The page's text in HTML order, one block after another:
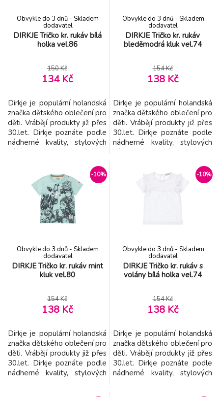
140 Kč
DIRKJE Tričko kr. rukáv bílá
holka vel.86
Obvykle do 3 dnů - Skladem
dodavatel
150 Kč
134 Kč
Dirkje je populární holandská
značka dětského oblečení pro
děti. Vrábějí produkty již přes
30.let. Dirkje poznáte podle
nádherné kvality, stylových
kvalitní a pohodlné oblečení
v příjemných barvách -
vyroben z příjemného
materiál - snadno se
kombinuje - kvalitní šití -
dokonalý st
DIRKJE Tričko kr. rukáv
bleděmodrá kluk vel.74
Obvykle do 3 dnů - Skladem
dodavatel
154 Kč
138 Kč
Dirkje je populární holandská
značka dětského oblečení pro
děti. Vrábějí produkty již přes
30.let. Dirkje poznáte podle
nádherné kvality, stylových
kvalitní a pohodlné oblečení v
příjemných barvách - vyroben
z příjemného materiál -
-10%
DIRKJE Tričko kr. rukáv mint
kluk vel.80
Obvykle do 3 dnů - Skladem
dodavatel
154 Kč
138 Kč
Dirkje je populární holandská
značka dětského oblečení pro
děti. Vrábějí produkty již přes
30.let. Dirkje poznáte podle
nádherné kvality, stylových
-10%
DIRKJE Tričko kr. rukáv s
volány bílá holka vel.74
Obvykle do 3 dnů - Skladem
dodavatel
154 Kč
138 Kč
Dirkje je populární holandská
značka dětského oblečení pro
děti. Vrábějí produkty již přes
30.let. Dirkje poznáte podle
nádherné kvality, stylových